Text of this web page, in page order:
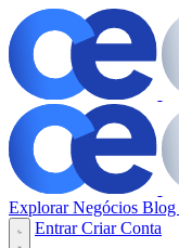
Explorar Negócios Blog
EntrarCriar Conta